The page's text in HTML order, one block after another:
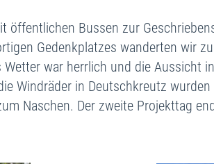
öffentlichen Bussen zur
Gedenkplatzes wanderten wir
war herrlich und die Aussicht
Windräder in Deutschkreutz
Naschen. Der zweite Projekttag